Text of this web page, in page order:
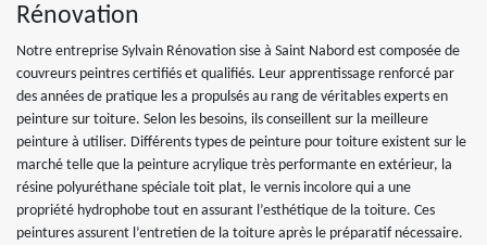
Rénovation
Notre entreprise Sylvain Rénovation sise à Saint Nabord est composée de
couvreurs peintres certifiés et qualifiés. Leur apprentissage renforcé par
des années de pratique les a propulsés au rang de véritables experts en
peinture sur toiture. Selon les besoins, ils conseillent sur la meilleure
peinture à utiliser. Différents types de peinture pour toiture existent sur le
marché telle que la peinture acrylique très performante en extérieur, la
résine polyuréthane spéciale toit plat, le vernis incolore qui a une
propriété hydrophobe tout en assurant l’esthétique de la toiture. Ces
peintures assurent l’entretien de la toiture après le préparatif nécessaire.